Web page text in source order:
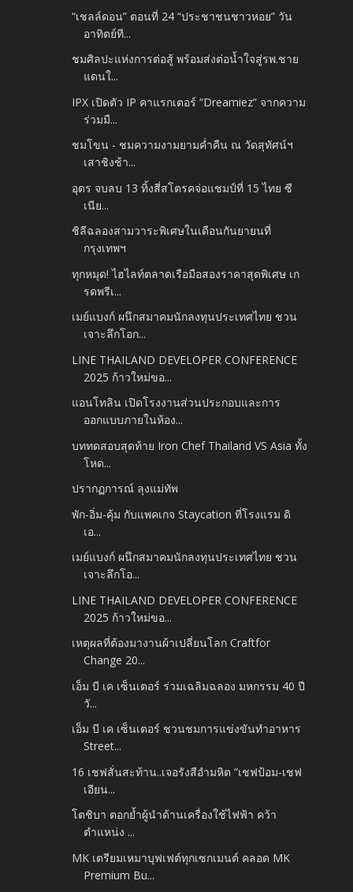
“เชลล์ดอน” ตอนที่ 24 “ประชาชนชาวหอย” วัน
อาทิตย์ที...
ชมศิลปะแห่งการต่อสู้ พร้อมส่งต่อน้ำใจสู่รพ.ชาย
แดนใ...
IPX เปิดตัว IP คาแรกเตอร์ “Dreamiez” จากความ
ร่วมมื...
ชมโขน - ชมความงามยามค่ำคืน ณ วัดสุทัศน์ฯ
เสาชิงช้า...
อุดร จบลบ 13 ทิ้งสี่สโตรคจ่อแชมป์ที่ 15 ไทย ซี
เนีย...
ชิลีฉลองสามวาระพิเศษในเดือนกันยายนที่
กรุงเทพฯ
ทุกหมุด! ไฮไลท์ตลาดเรือมือสองราคาสุดพิเศษ เก
รดพรีเ...
เมย์แบงก์ ผนึกสมาคมนักลงทุนประเทศไทย ชวน
เจาะลึกโอก...
LINE THAILAND DEVELOPER CONFERENCE
2025 ก้าวใหม่ขอ...
แอนโทลิน เปิดโรงงานส่วนประกอบและการ
ออกแบบภายในห้อง...
บททดสอบสุดท้าย Iron Chef Thailand VS Asia ทั้ง
โหด...
ปรากฏการณ์ ลุงแม่ทัพ
พัก-อิ่ม-คุ้ม กับแพคเกจ Staycation ที่โรงแรม ดิ
เอ...
เมย์แบงก์ ผนึกสมาคมนักลงทุนประเทศไทย ชวน
เจาะลึกโอ...
LINE THAILAND DEVELOPER CONFERENCE
2025 ก้าวใหม่ขอ...
เหตุผลที่ต้องมางานผ้าเปลี่ยนโลก Craftfor
Change 20...
เอ็ม บี เค เซ็นเตอร์ ร่วมเฉลิมฉลอง มหกรรม 40 ปี
วั...
เอ็ม บี เค เซ็นเตอร์ ชวนชมการแข่งขันทำอาหาร
Street...
16 เชฟสั่นสะท้าน..เจอรังสีอำมหิต “เชฟป้อม-เชฟ
เอียน...
โตชิบา ตอกย้ำผู้นำด้านเครื่องใช้ไฟฟ้า คว้า
ตำแหน่ง ...
MK เตรียมเหมาบุฟเฟต์ทุกเซกเมนต์ คลอด MK
Premium Bu...